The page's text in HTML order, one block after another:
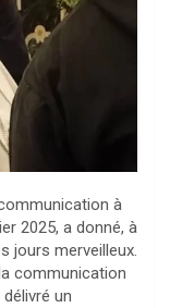
à
2025, a donné, à
jours merveilleux.
communication
un